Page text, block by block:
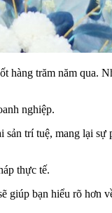
hàng trăm năm qua.
nghiệp.
trí tuệ, mang lại sự
thực tế.
giúp bạn hiểu rõ hơn